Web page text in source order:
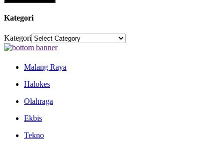
Kategori
Kategori
Malang Raya
Halokes
Olahraga
Ekbis
Tekno